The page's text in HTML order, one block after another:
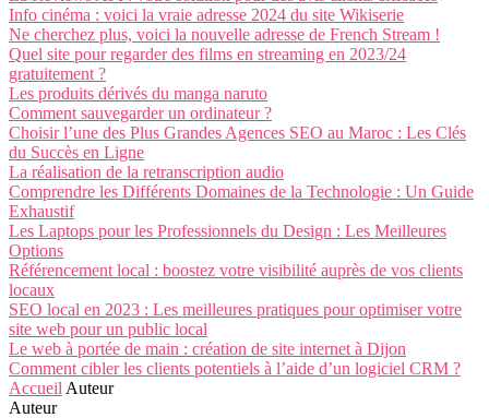
Info cinéma : voici la vraie adresse 2024 du site Wikiserie
Ne cherchez plus, voici la nouvelle adresse de French Stream !
Quel site pour regarder des films en streaming en 2023/24
gratuitement ?
Les produits dérivés du manga naruto
Comment sauvegarder un ordinateur ?
Choisir l’une des Plus Grandes Agences SEO au Maroc : Les Clés
du Succès en Ligne
La réalisation de la retranscription audio
Comprendre les Différents Domaines de la Technologie : Un Guide
Exhaustif
Les Laptops pour les Professionnels du Design : Les Meilleures
Options
Référencement local : boostez votre visibilité auprès de vos clients
locaux
SEO local en 2023 : Les meilleures pratiques pour optimiser votre
site web pour un public local
Le web à portée de main : création de site internet à Dijon
Comment cibler les clients potentiels à l’aide d’un logiciel CRM ?
Accueil Auteur
Auteur